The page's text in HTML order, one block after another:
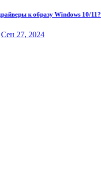
к образу Windows 10/11?
Сен 27, 2024